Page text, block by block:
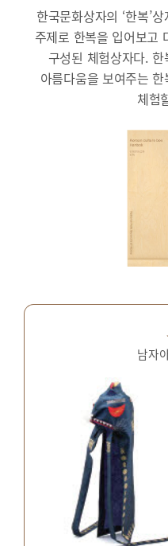
한국문화상자의 ‘한복’
주제로 한복을 입어보고
구성된 체험상자다. 한
아름다움을 보여주는
체험
남자